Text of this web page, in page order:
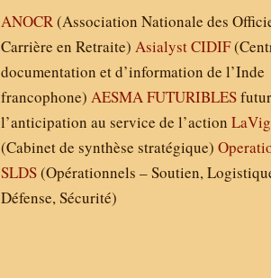
ANOCR(Association Nationale des
Carrière en Retraite)AsialystCIDIF
documentation et d’information de l’Inde
francophone)AESMAFUTURIBLES
l’anticipation au service de l’action
(Cabinet de synthèse stratégique)
SLDS(Opérationnels – Soutien,
Défense, Sécurité)